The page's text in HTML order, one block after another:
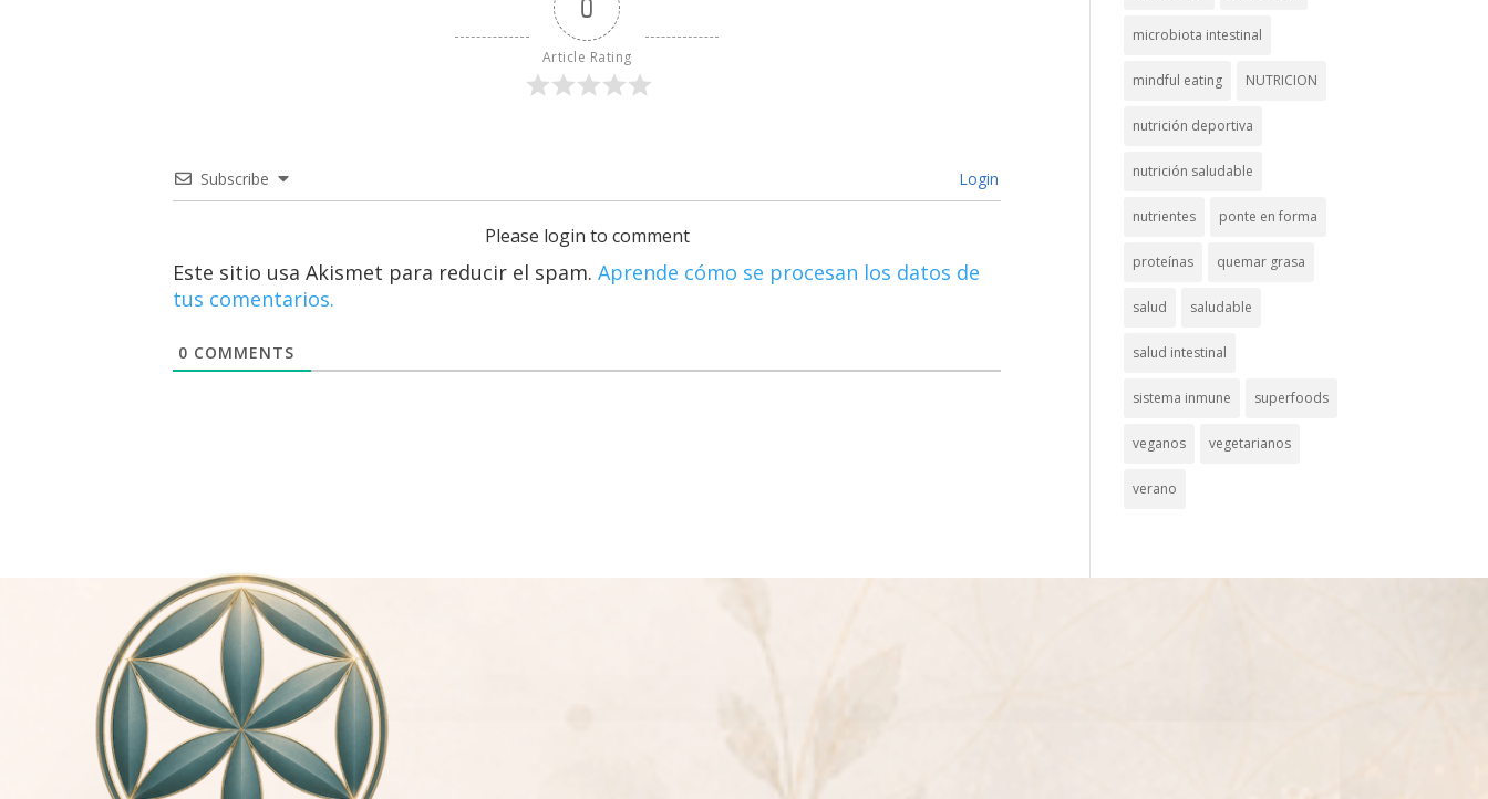
0
Article Rating
Subscribe Login
Please login to comment
Este sitio usa Akismet para reducir el spam.Aprende cómo se procesan los datos de
tus comentarios.
0 COMMENTS
microbiota intestinal
mindful eating NUTRICION
nutrición deportiva
nutrición saludable
nutrientes ponte en forma
proteínas quemar grasa
salud saludable
salud intestinal
sistema inmune superfoods
veganos vegetarianos
verano